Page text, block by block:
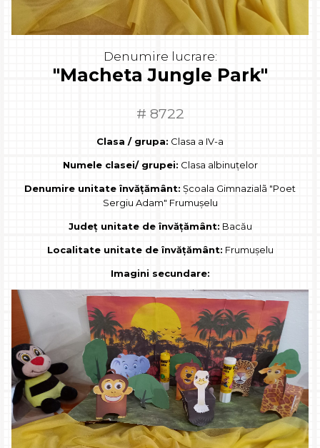
Denumire lucrare:
"Macheta Jungle Park"
# 8722
Clasa / grupa: Clasa a IV-a
Numele clasei/ grupei: Clasa albinuțelor
Denumire unitate învățământ: Şcoala Gimnazialã "Poet
Sergiu Adam" Frumuşelu
Județ unitate de învățământ: Bacău
Localitate unitate de învățământ: Frumuşelu
Imagini secundare: